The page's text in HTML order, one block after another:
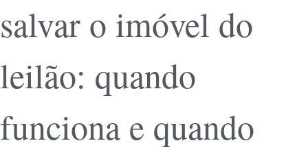
salvar o imóvel do
leilão: quando
funciona e quando